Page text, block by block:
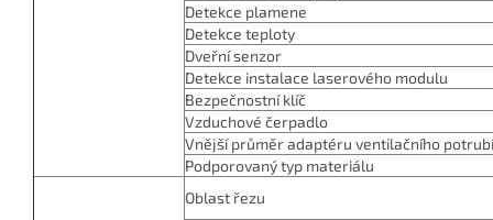
Detekce plamene
Detekce teploty
Dveřní senzor
Detekce instalace laserového modulu
Bezpečnostní klíč
Vzduchové čerpadlo
Vnější průměr adaptéru ventilačního potrubí
Podporovaný typ materiálu
Oblast řezu